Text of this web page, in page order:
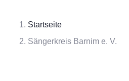
Startseite
Sängerkreis Barnim e. V.